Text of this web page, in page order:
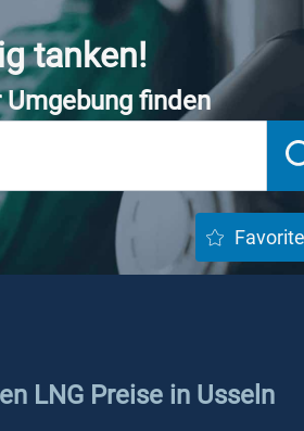
tanken!
finden
LNG Preise in Usseln